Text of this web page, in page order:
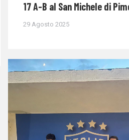
17 A-B al San Michele di
29 Agosto 2025